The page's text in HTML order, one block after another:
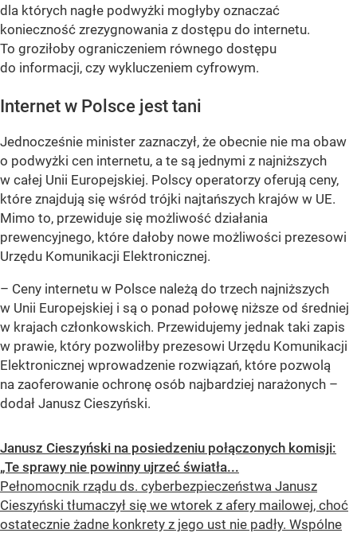
dla których nagłe podwyżki mogłyby oznaczać
konieczność zrezygnowania z dostępu do internetu.
To groziłoby ograniczeniem równego dostępu
do informacji, czy wykluczeniem cyfrowym.
Internet w Polsce jest tani
Jednocześnie minister zaznaczył, że obecnie nie ma obaw
o podwyżki cen internetu, a te są jednymi z najniższych
w całej Unii Europejskiej. Polscy operatorzy oferują ceny,
które znajdują się wśród trójki najtańszych krajów w UE.
Mimo to, przewiduje się możliwość działania
prewencyjnego, które dałoby nowe możliwości prezesowi
Urzędu Komunikacji Elektronicznej.
– Ceny internetu w Polsce należą do trzech najniższych
w Unii Europejskiej i są o ponad połowę niższe od średniej
w krajach członkowskich. Przewidujemy jednak taki zapis
w prawie, który pozwoliłby prezesowi Urzędu Komunikacji
Elektronicznej wprowadzenie rozwiązań, które pozwolą
na zaoferowanie ochronę osób najbardziej narażonych –
dodał Janusz Cieszyński.
Janusz Cieszyński na posiedzeniu połączonych komisji:
„Te sprawy nie powinny ujrzeć światła...
Pełnomocnik rządu ds. cyberbezpieczeństwa Janusz
Cieszyński tłumaczył się we wtorek z afery mailowej, choć
ostatecznie żadne konkrety z jego ust nie padły. Wspólne